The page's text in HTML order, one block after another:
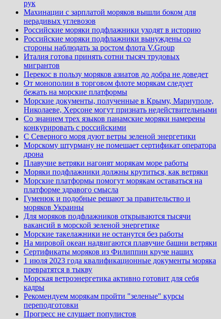
рук
Махинации с зарплатой моряков вышли боком для
нерадивых углевозов
Российские моряки подфлажники уходят в историю
Российские моряки подфлажники вынуждены со
стороны наблюдать за ростом флота V.Group
Италия готова принять сотни тысяч трудовых
мигрантов
Перекос в пользу моряков азиатов до добра не доведет
От монополии в торговом флоте морякам следует
бежать на морские платформы
Морские документы, полученные в Крыму, Мариуполе,
Николаеве, Херсоне могут признать недействительными
Со знанием трех языков панамские моряки намерены
конкурировать с российскими
С Северного моря дуют ветры зеленой энергетики
Морскому штурману не помешает сертификат оператора
дрона
Плавучие ветряки нагонят морякам море работы
Моряки подфлажники должны крутиться, как ветряки
Морские платформы помогут морякам оставаться на
платформе здравого смысла
Гуменюк и подобные решают за правительство и
моряков Украины
Для моряков подфлажников открываются тысячи
вакансий в морской зеленой энергетике
Морские такелажники не останутся без работы
На мировой океан надвигаются плавучие башни ветряки
Сертификаты моряков из Филиппин круче наших
1 июля 2023 года квалификационные документы моряка
превратятся в тыкву
Морская ветроэнергетика активно готовит для себя
кадры
Рекомендуем морякам пройти "зеленые" курсы
переподготовки
Прогресс не слушает популистов